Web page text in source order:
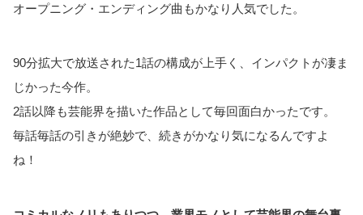
オープニング・エンディング曲もかなり人気でした。
90分拡大で放送された1話の構成が上手く、インパクトが凄ま
じかった今作。
2話以降も芸能界を描いた作品として毎回面白かったです。
毎話毎話の引きが絶妙で、続きがかなり気になるんですよ
ね！